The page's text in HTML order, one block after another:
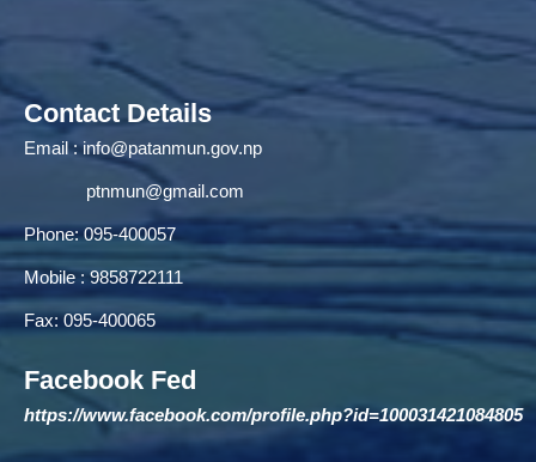
Contact Details
Email :info@patanmun.gov.np
ptnmun@gmail.com
Phone: 095-400057
Mobile : 9858722111
Fax: 095-400065
Facebook Fed
https://www.facebook.com/profile.php?id=100031421084805